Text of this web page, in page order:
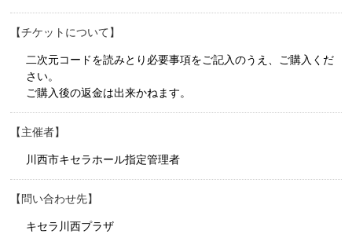
チケットについて
二次元コードを読みとり必要事項をご記入のうえ、ご購入くだ
さい。
ご購入後の返金は出来かねます。
主催者
川西市キセラホール指定管理者
問い合わせ先
キセラ川西プラザ